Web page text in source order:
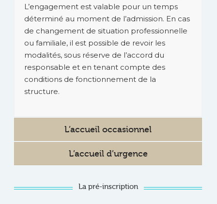
L’engagement est valable pour un temps
déterminé au moment de l’admission. En cas
de changement de situation professionnelle
ou familiale, il est possible de revoir les
modalités, sous réserve de l’accord du
responsable et en tenant compte des
conditions de fonctionnement de la
structure.
L’accueil occasionnel
L’accueil d’urgence
La pré-inscription